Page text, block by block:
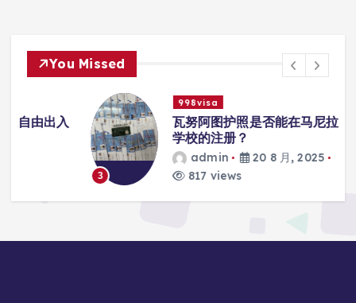
You Missed
998visa
瓦努阿图护照是否能在马尼拉使用国际
学校的注册？
admin
20 8 月, 2025
817 views